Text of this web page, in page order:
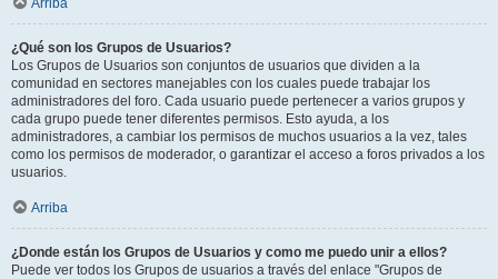
Arriba
¿Qué son los Grupos de Usuarios?
Los Grupos de Usuarios son conjuntos de usuarios que dividen a la
comunidad en sectores manejables con los cuales puede trabajar los
administradores del foro. Cada usuario puede pertenecer a varios grupos y
cada grupo puede tener diferentes permisos. Esto ayuda, a los
administradores, a cambiar los permisos de muchos usuarios a la vez, tales
como los permisos de moderador, o garantizar el acceso a foros privados a los
usuarios.
Arriba
¿Donde están los Grupos de Usuarios y como me puedo unir a ellos?
Puede ver todos los Grupos de usuarios a través del enlace "Grupos de